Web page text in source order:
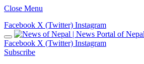
Close Menu
Facebook X (Twitter) Instagram
Facebook X (Twitter) Instagram
Subscribe